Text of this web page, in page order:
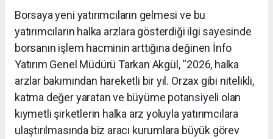
Borsaya yeni yatırımcıların gelmesi ve bu
yatırımcıların halka arzlara gösterdiği ilgi sayesinde
borsanın işlem hacminin arttığına değinen İnfo
Yatırım Genel Müdürü Tarkan Akgül, “2026, halka
arzlar bakımından hareketli bir yıl. Orzax gibi nitelikli,
katma değer yaratan ve büyüme potansiyeli olan
kıymetli şirketlerin halka arz yoluyla yatırımcılara
ulaştırılmasında biz aracı kurumlara büyük görev